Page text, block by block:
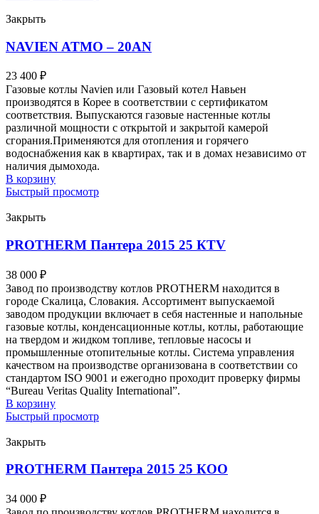
Закрыть
NAVIEN ATMO – 20AN
23 400 ₽
Газовые котлы Navien или Газовый котел Навьен
производятся в Корее в соответствии с сертификатом
соответствия. Выпускаются газовые настенные котлы
различной мощности с открытой и закрытой камерой
сгорания.Применяются для отопления и горячего
водоснабжения как в квартирах, так и в домах независимо от
наличия дымохода.
В корзину
Быстрый просмотр
Закрыть
PROTHERM Пантера 2015 25 КTV
38 000 ₽
Завод по производству котлов PROTHERM находится в
городе Скалица, Словакия. Ассортимент выпускаемой
заводом продукции включает в себя настенные и напольные
газовые котлы, конденсационные котлы, котлы, работающие
на твердом и жидком топливе, тепловые насосы и
промышленные отопительные котлы. Система управления
качеством на производстве организована в соответствии со
стандартом ISO 9001 и ежегодно проходит проверку фирмы
“Bureau Veritas Quality International”.
В корзину
Быстрый просмотр
Закрыть
PROTHERM Пантера 2015 25 КОО
34 000 ₽